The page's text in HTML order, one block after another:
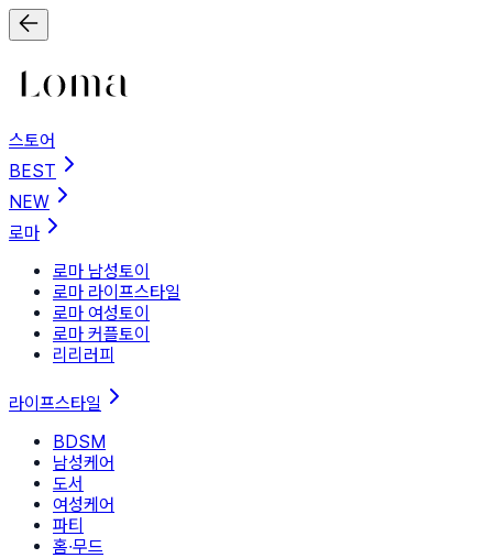
스토어
BEST
NEW
로마
로마 남성토이
로마 라이프스타일
로마 여성토이
로마 커플토이
리리러피
라이프스타일
BDSM
남성케어
도서
여성케어
파티
홈∙무드